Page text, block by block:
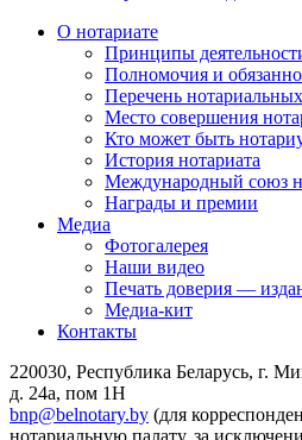
О нотариате
Принципы
Полномочия и
Перечень
Место совершения
Кто может быть
История нотариата
Международный союз
Награды и премии
Медиа
Фотогалерея
Наши видео
Печать доверия —
Медиа-кит
Контакты
220030, Республика Беларусь, г.
д. 24а, пом 1Н
bnp@belnotary.by (для